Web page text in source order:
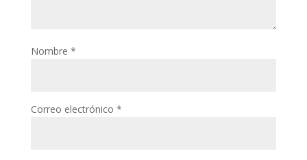
Nombre *
Correo electrónico *